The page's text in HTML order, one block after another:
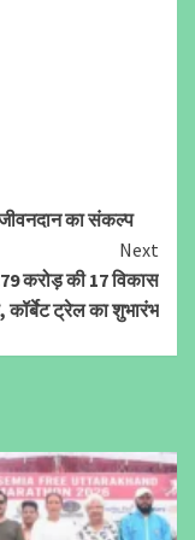
का संकल्प
Next
करोड़ की 17 विकास
कॉर्बेट ट्रेल का शुभारंभ